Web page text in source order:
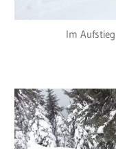
Im